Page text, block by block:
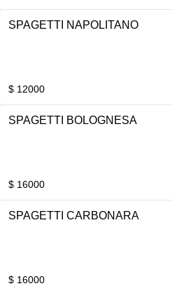
SPAGETTI NAPOLITANO
$ 12000
SPAGETTI BOLOGNESA
$ 16000
SPAGETTI CARBONARA
$ 16000